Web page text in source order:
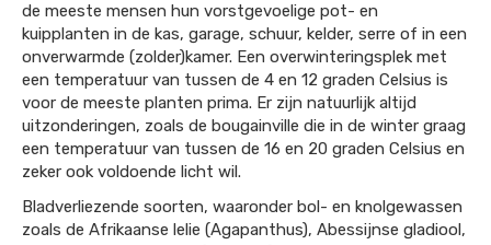
de meeste mensen hun vorstgevoelige pot- en
kuipplanten in de kas, garage, schuur, kelder, serre of in een
onverwarmde (zolder)kamer. Een overwinteringsplek met
een temperatuur van tussen de 4 en 12 graden Celsius is
voor de meeste planten prima. Er zijn natuurlijk altijd
uitzonderingen, zoals de bougainville die in de winter graag
een temperatuur van tussen de 16 en 20 graden Celsius en
zeker ook voldoende licht wil.
Bladverliezende soorten, waaronder bol- en knolgewassen
zoals de Afrikaanse lelie (Agapanthus), Abessijnse gladiool,